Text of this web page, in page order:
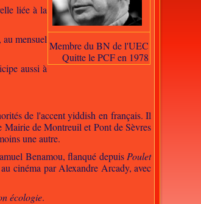
Membre du BN de l'UEC
Quitte le PCF en 1978
liée à la
mensuel
aussi à
de l'accent yiddish en français. Il
Mairie de Montreuil et Pont de Sèvres
une autre.
Benamou, flanqué depuis Poulet
au cinéma par Alexandre Arcady, avec
écologie.